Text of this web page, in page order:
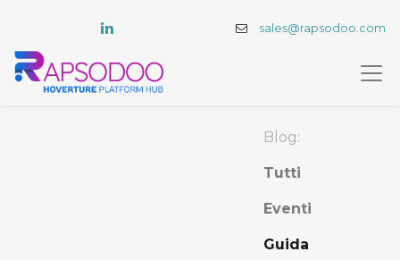
sales@rapsodoo.com
Blog:
Tutti
Eventi
Guida